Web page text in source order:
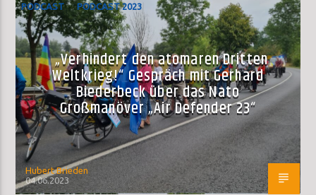
PODCAST PODCAST 2023
„Verhindert den atomaren Dritten
Weltkrieg!“ Gespräch mit Gerhard
Biederbeck über das Nato
Großmanöver „Air Defender 23“
Hubert Brieden
04.06.2023